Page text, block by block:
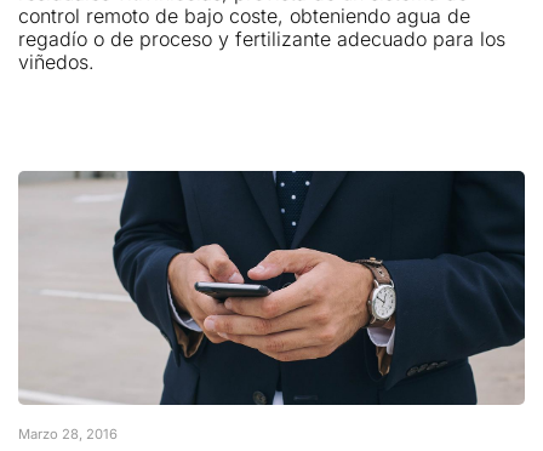
control remoto de bajo coste, obteniendo agua de
regadío o de proceso y fertilizante adecuado para los
viñedos.
Marzo 28, 2016